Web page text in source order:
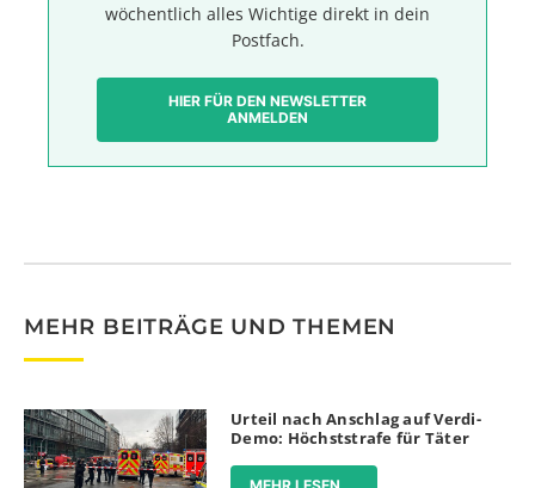
wöchentlich alles Wichtige direkt in dein
Postfach.
HIER FÜR DEN NEWSLETTER
ANMELDEN
MEHR BEITRÄGE UND THEMEN
Urteil nach Anschlag auf Verdi-
Demo: Höchststrafe für Täter